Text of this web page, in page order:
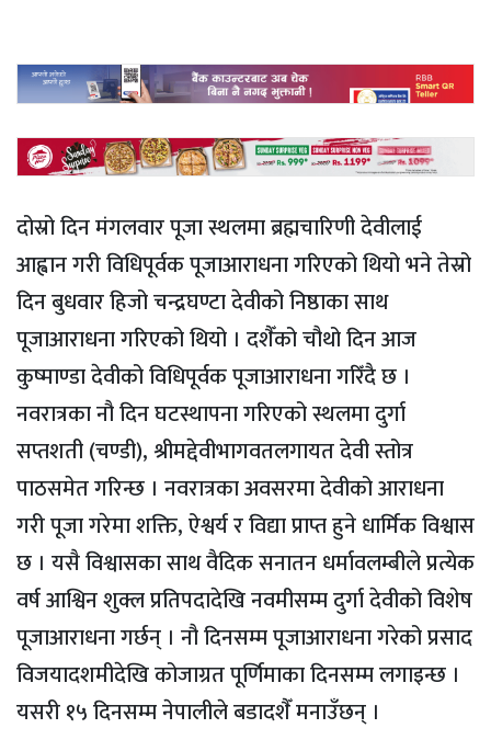
दोस्रो दिन मंगलवार पूजा स्थलमा ब्रह्मचारिणी देवीलाई
आह्वान गरी विधिपूर्वक पूजाआराधना गरिएको थियो भने तेस्रो
दिन बुधवार हिजो चन्द्रघण्टा देवीको निष्ठाका साथ
पूजाआराधना गरिएको थियो । दशैँको चौथो दिन आज
कुष्माण्डा देवीको विधिपूर्वक पूजाआराधना गरिँदै छ ।
नवरात्रका नौ दिन घटस्थापना गरिएको स्थलमा दुर्गा
सप्तशती (चण्डी), श्रीमद्देवीभागवतलगायत देवी स्तोत्र
पाठसमेत गरिन्छ । नवरात्रका अवसरमा देवीको आराधना
गरी पूजा गरेमा शक्ति, ऐश्वर्य र विद्या प्राप्त हुने धार्मिक विश्वास
छ । यसै विश्वासका साथ वैदिक सनातन धर्मावलम्बीले प्रत्येक
वर्ष आश्विन शुक्ल प्रतिपदादेखि नवमीसम्म दुर्गा देवीको विशेष
पूजाआराधना गर्छन् । नौ दिनसम्म पूजाआराधना गरेको प्रसाद
विजयादशमीदेखि कोजाग्रत पूर्णिमाका दिनसम्म लगाइन्छ ।
यसरी १५ दिनसम्म नेपालीले बडादशैँ मनाउँछन् ।